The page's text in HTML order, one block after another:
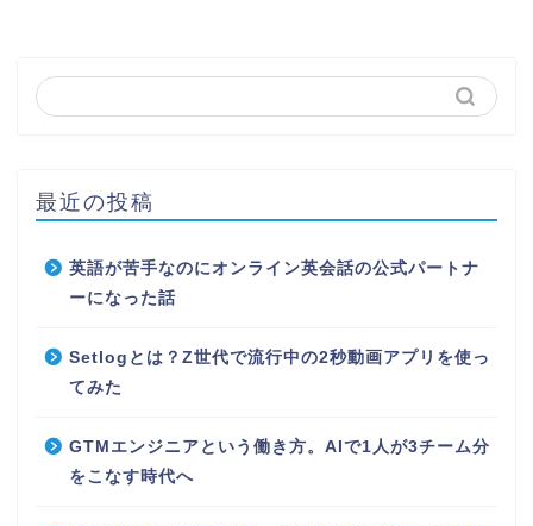
最近の投稿
英語が苦手なのにオンライン英会話の公式パートナ
ーになった話
Setlogとは？Z世代で流行中の2秒動画アプリを使っ
てみた
GTMエンジニアという働き方。AIで1人が3チーム分
をこなす時代へ